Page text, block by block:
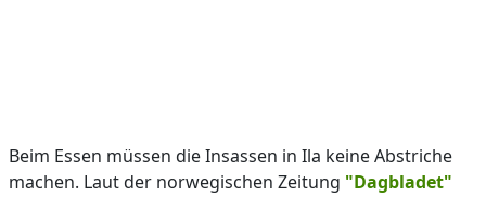
Beim Essen müssen die Insassen in Ila keine Abstriche
machen. Laut der norwegischen Zeitung "Dagbladet"